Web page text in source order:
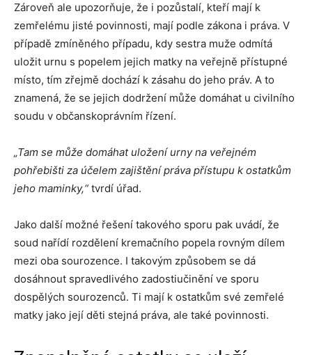
Zároveň ale upozorňuje, že i pozůstalí, kteří mají k
zemřelému jisté povinnosti, mají podle zákona i práva. V
případě zmíněného případu, kdy sestra muže odmítá
uložit urnu s popelem jejich matky na veřejně přístupné
místo, tím zřejmě dochází k zásahu do jeho práv. A to
znamená, že se jejich dodržení může domáhat u civilního
soudu v občanskoprávním řízení.
„Tam se může domáhat uložení urny na veřejném
pohřebišti za účelem zajištění práva přístupu k ostatkům
jeho maminky,“tvrdí úřad.
Jako další možné řešení takového sporu pak uvádí, že
soud nařídí rozdělení kremačního popela rovným dílem
mezi oba sourozence. I takovým způsobem se dá
dosáhnout spravedlivého zadostiučinění ve sporu
dospělých sourozenců. Ti mají k ostatkům své zemřelé
matky jako její děti stejná práva, ale také povinnosti.